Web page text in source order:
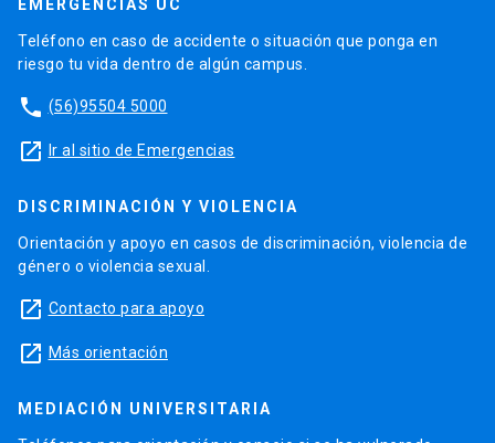
EMERGENCIAS UC
Teléfono en caso de accidente o situación que ponga en
riesgo tu vida dentro de algún campus.
phone (56)95504 5000
launch Ir al sitio de Emergencias
DISCRIMINACIÓN Y VIOLENCIA
Orientación y apoyo en casos de discriminación, violencia de
género o violencia sexual.
launch Contacto para apoyo
launch Más orientación
MEDIACIÓN UNIVERSITARIA